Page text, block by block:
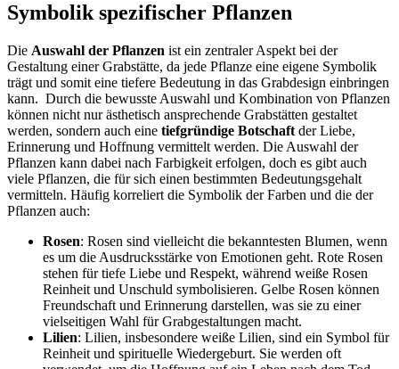
Symbolik spezifischer Pflanzen
Die Auswahl der Pflanzen ist ein zentraler Aspekt bei der
Gestaltung einer Grabstätte, da jede Pflanze eine eigene Symbolik
trägt und somit eine tiefere Bedeutung in das Grabdesign einbringen
kann. Durch die bewusste Auswahl und Kombination von Pflanzen
können nicht nur ästhetisch ansprechende Grabstätten gestaltet
werden, sondern auch eine tiefgründige Botschaft der Liebe,
Erinnerung und Hoffnung vermittelt werden. Die Auswahl der
Pflanzen kann dabei nach Farbigkeit erfolgen, doch es gibt auch
viele Pflanzen, die für sich einen bestimmten Bedeutungsgehalt
vermitteln. Häufig korreliert die Symbolik der Farben und die der
Pflanzen auch:
Rosen: Rosen sind vielleicht die bekanntesten Blumen, wenn
es um die Ausdrucksstärke von Emotionen geht. Rote Rosen
stehen für tiefe Liebe und Respekt, während weiße Rosen
Reinheit und Unschuld symbolisieren. Gelbe Rosen können
Freundschaft und Erinnerung darstellen, was sie zu einer
vielseitigen Wahl für Grabgestaltungen macht.
Lilien: Lilien, insbesondere weiße Lilien, sind ein Symbol für
Reinheit und spirituelle Wiedergeburt. Sie werden oft